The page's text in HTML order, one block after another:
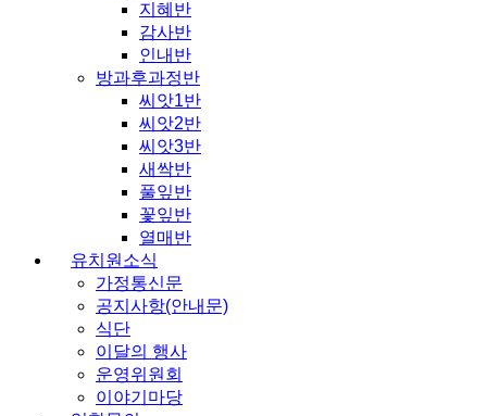
지혜반
감사반
인내반
방과후과정반
씨앗1반
씨앗2반
씨앗3반
새싹반
풀잎반
꽃잎반
열매반
유치원소식
가정통신문
공지사항(안내문)
식단
이달의 행사
운영위원회
이야기마당